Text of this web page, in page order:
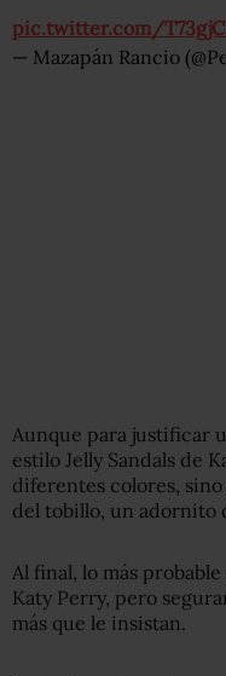
pic.twitter.com/
— Mazapán Rancio
Aunque para justificar
estilo Jelly Sandals de
diferentes colores,
del tobillo, un adornito
Al final, lo más
Katy Perry, pero
más que le insistan.